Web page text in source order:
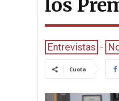
los
Entrevistas
Cuota